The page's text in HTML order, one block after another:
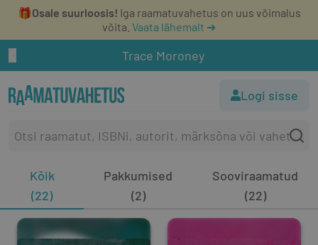
🎁Osale suurloosis! Iga raamatuvahetus on uus võimalus
võita. Vaata lähemalt ➔
Trace Moroney
Logi sisse
Kõik
(22)
Pakkumised
(2)
Sooviraamatud
(22)